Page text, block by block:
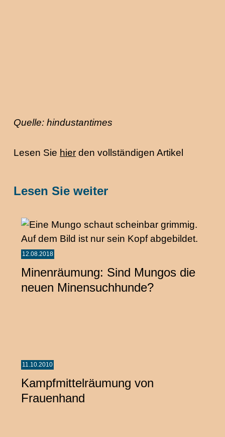
Quelle: hindustantimes
Lesen Sie hier den vollständigen Artikel
Lesen Sie weiter
12.08.2018
Minenräumung: Sind Mungos die
neuen Minensuchhunde?
11.10.2010
Kampfmittelräumung von
Frauenhand